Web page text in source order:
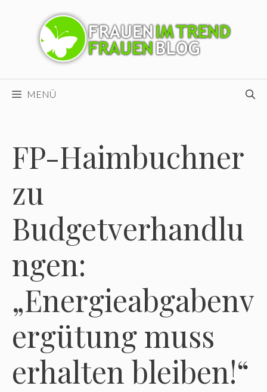
MENÜ
FP-Haimbuchner
zu
Budgetverhandlu
ngen:
„Energieabgabenv
ergütung muss
erhalten bleiben!“